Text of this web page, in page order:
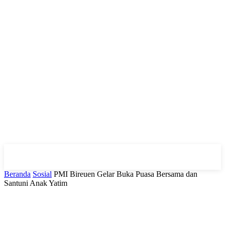
Beranda Sosial PMI Bireuen Gelar Buka Puasa Bersama dan
Santuni Anak Yatim